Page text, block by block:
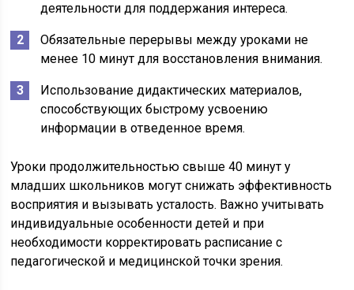
деятельности для поддержания интереса.
Обязательные перерывы между уроками не
менее 10 минут для восстановления внимания.
Использование дидактических материалов,
способствующих быстрому усвоению
информации в отведенное время.
Уроки продолжительностью свыше 40 минут у
младших школьников могут снижать эффективность
восприятия и вызывать усталость. Важно учитывать
индивидуальные особенности детей и при
необходимости корректировать расписание с
педагогической и медицинской точки зрения.